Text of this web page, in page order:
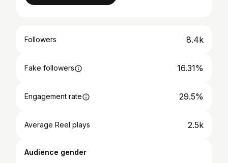
Followers 8.4k
Fake followers 16.31%
Engagement rate 29.5%
Average Reel plays 2.5k
Audience gender